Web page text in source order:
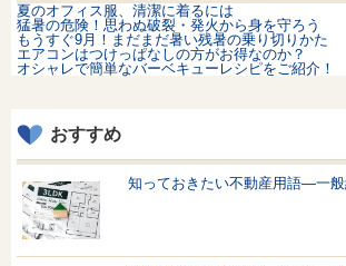
夏のオフィス服、清潔に着るには
猛暑の危険！思わぬ破裂・発火から身を守ろう
もうすぐ9月！まだまだ暑い残暑の乗り切りかた
エアコンはつけっぱなしの方がお得なのか？
オシャレで簡単なバーベキューレシピをご紹介！
おすすめ
知っておきたい不動産用語—一